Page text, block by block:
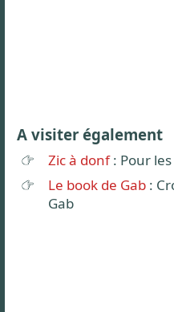
A visiter également
Zic à donf: Pour
Le book de Gab :
Gab